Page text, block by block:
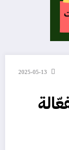
2025-05-13